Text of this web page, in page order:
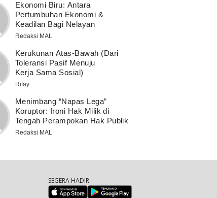
Ekonomi Biru: Antara
Pertumbuhan Ekonomi &
Keadilan Bagi Nelayan
Redaksi MAL
Kerukunan Atas-Bawah (Dari
Toleransi Pasif Menuju
Kerja Sama Sosial)
Rifay
Menimbang “Napas Lega”
Koruptor: Ironi Hak Milik di
Tengah Perampokan Hak Publik
Redaksi MAL
SEGERA HADIR